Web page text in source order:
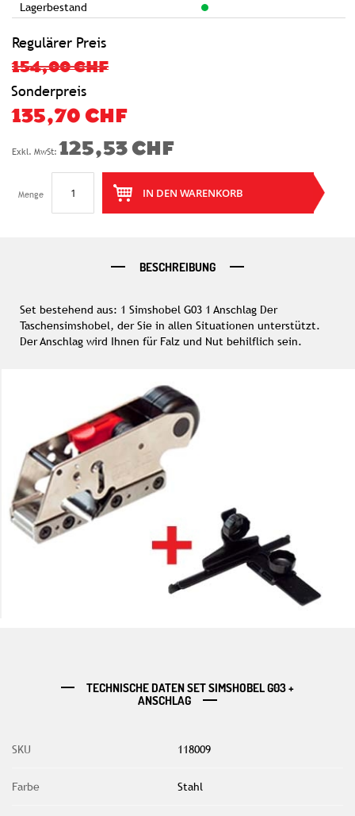
Lagerbestand
Regulärer Preis
154,00 CHF
Sonderpreis
135,70 CHF
125,53 CHF
Menge IN DEN WARENKORB
BESCHREIBUNG
Set bestehend aus: 1 Simshobel G03 1 Anschlag Der
Taschensimshobel, der Sie in allen Situationen unterstützt.
Der Anschlag wird Ihnen für Falz und Nut behilflich sein.
TECHNISCHE DATEN SET SIMSHOBEL G03 +
ANSCHLAG
SKU 118009
Farbe Stahl